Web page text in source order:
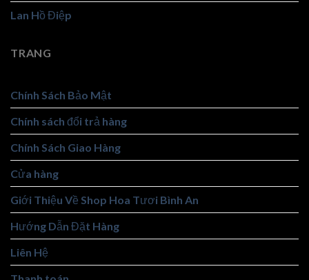
Lan Hồ Điệp
TRANG
Chính Sách Bảo Mật
Chính sách đổi trả hàng
Chính Sách Giao Hàng
Cửa hàng
Giới Thiệu Về Shop Hoa Tươi Bình An
Hướng Dẫn Đặt Hàng
Liên Hệ